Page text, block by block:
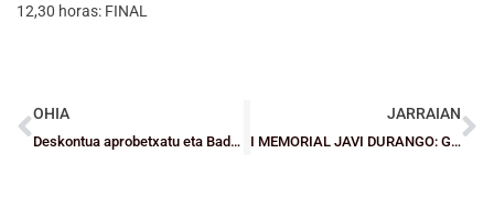
12,30 horas: FINAL
OHIA
Deskontua aprobetxatu eta Baden baloiak erosi itzazu BSF-ren bidez
JARRAIAN
I MEMORIAL JAVI DURANGO: Gernika Bizkaia se impone a Zamarat (77-76) y disputará la final